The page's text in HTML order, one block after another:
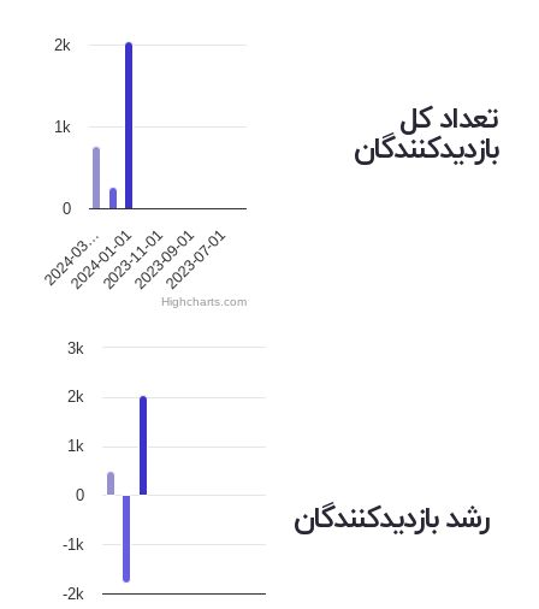
تعداد کل
بازدیدکنندگان
2024-03…
2024-01-012023-11-012023-09-01
2023-07-01
0
1k
2k
Highcharts.com
رشد بازدیدکنندگان
-2k
-1k
0
1k
2k
3k